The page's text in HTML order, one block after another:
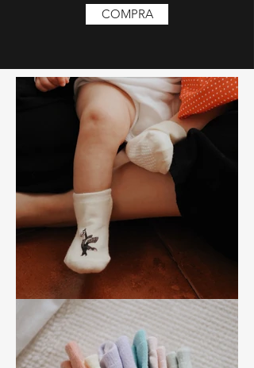
COMPRA